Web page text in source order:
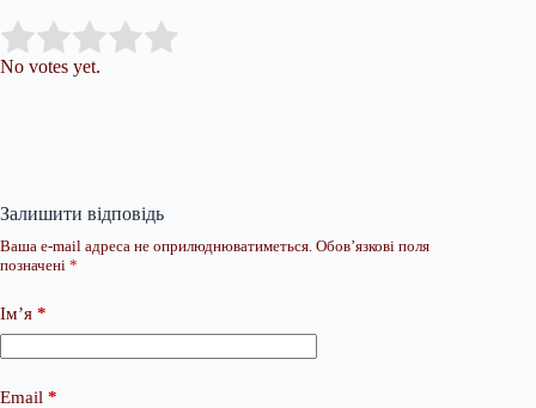
Rate this item:
No votes yet.
Залишити відповідь
Ваша e-mail адреса не оприлюднюватиметься. Обов’язкові поля
позначені *
Ім’я *
Email *